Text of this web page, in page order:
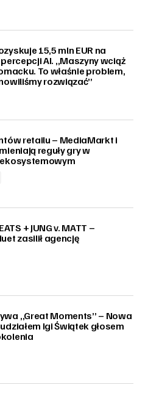
15,5 mln EUR na
AI. „Maszyny wciąż
To właśnie problem,
rozwiązać”
retailu – MediaMarkt i
reguły gry w
+ JUNG v. MATT –
zasilił agencję
„Great Moments” – Nowa
Igi Świątek głosem